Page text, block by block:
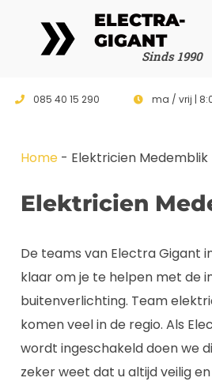
ELECTRA-
GIGANT
Sinds 1990
085 40 15 290 ma / vrij |
Home - Elektricien Medemblik
Elektricien
De teams van Electra Gigant
klaar om je te helpen met de
buitenverlichting. Team
komen veel in de regio. Als
wordt ingeschakeld doen we
zeker weet dat u altijd veilig